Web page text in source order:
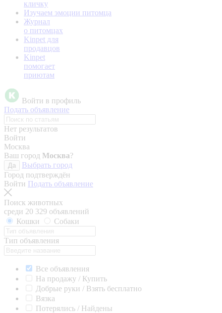
кличку
Изучаем эмоции питомца
Журнал
о питомцах
Kinpet для
продавцов
Kinpet
помогает
приютам
Войти в профиль
Подать объявление
Нет результатов
Войти
Москва
Ваш город Москва?
Да
Выбрать город
Город подтверждён
Войти Подать объявление
Поиск животных
среди 20 329 объявлений
Кошки
Собаки
Тип объявления
Все объявления
На продажу / Купить
Добрые руки / Взять бесплатно
Вязка
Потерялись / Найдены